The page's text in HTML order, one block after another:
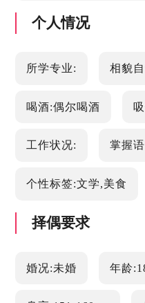
个人情况
所学专业: 相貌
喝酒:偶尔喝酒
工作状况: 掌握
个性标签:文学,美食
择偶要求
婚况:未婚 年龄